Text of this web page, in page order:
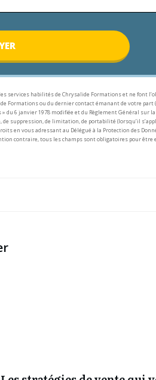
services habilités de Chrysalide Formations et ne font
Formations ou du dernier contact émanant de votre part
du 6 janvier 1978 modifiée et du Règlement Général sur
de suppression, de limitation, de portabilité (lorsqu’il
en vous adressant au Délégué à la Protection des
contraire, tous les champs sont obligatoires pour être